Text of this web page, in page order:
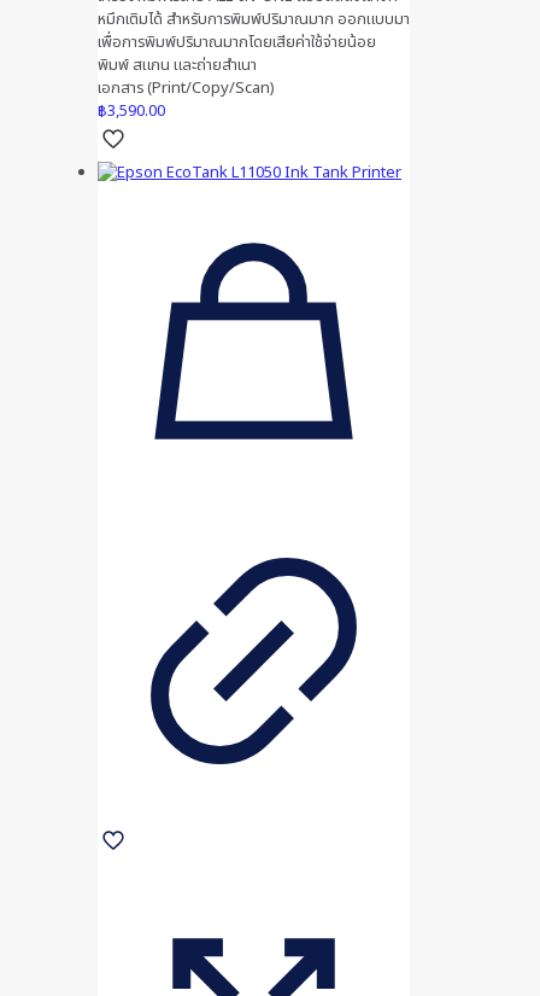
หมึกเติมได้ สำหรับการพิมพ์ปริมาณมาก ออกแบบมา
เพื่อการพิมพ์ปริมาณมากโดยเสียค่าใช้จ่ายน้อย
พิมพ์ สแกน และถ่ายสำเนา
เอกสาร (Print/Copy/Scan)
฿3,590.00